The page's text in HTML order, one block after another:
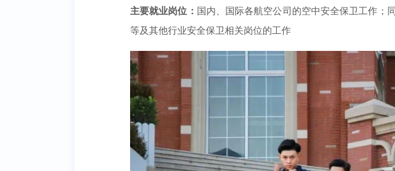
主要就业岗位： 国内、国际各航空公司的空中安全保卫工作；
等及其他行业安全保卫相关岗位的工作